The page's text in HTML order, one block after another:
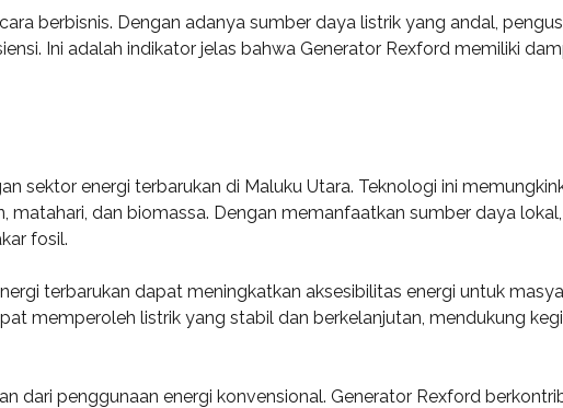
berbisnis. Dengan adanya sumber daya listrik yang andal,
Ini adalah indikator jelas bahwa Generator Rexford memiliki
sektor energi terbarukan di Maluku Utara. Teknologi ini
dan biomassa. Dengan memanfaatkan sumber daya
fosil.
terbarukan dapat meningkatkan aksesibilitas energi untuk
memperoleh listrik yang stabil dan berkelanjutan, mendukung
dari penggunaan energi konvensional. Generator Rexford